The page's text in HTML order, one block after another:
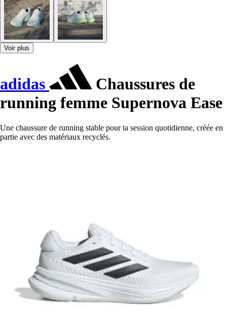
Voir plus
adidas
Chaussures de
running femme Supernova Ease
Une chaussure de running stable pour ta session quotidienne, créée en
partie avec des matériaux recyclés.